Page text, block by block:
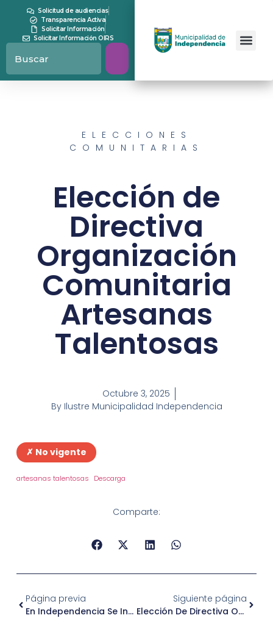
Solicitud de audiencias
Transparencia Activa
Solicitar Información
Solicitar Información OIRS
ELECCIONES
COMUNITARIAS
Elección de
Directiva
Organización
Comunitaria
Artesanas
Talentosas
Octubre 3, 2025
ByIlustre Municipalidad Independencia
✗ No vigente
artesanas talentosas Descarga
Comparte:
Página previa
En Independencia Se Inaugura Primer Jardín Infantil Y Sala Cuna De La Junji En La Comuna
Siguiente página
Elección De Directiva Organización Comunitaria Asociacion De Taxis Básicos Hospital J.J. AGUIRRE